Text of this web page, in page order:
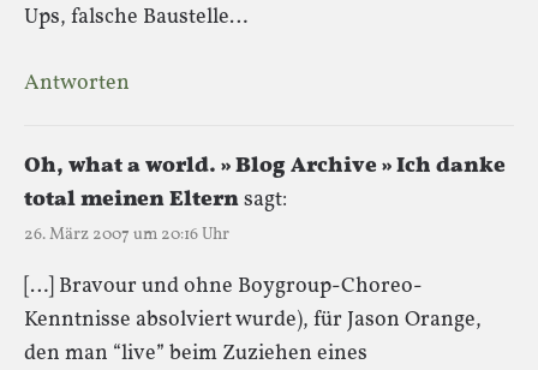
Ups, falsche Baustelle…
Antworten
Oh, what a world. » Blog Archive » Ich danke
total meinen Elternsagt:
26. März 2007 um 20:16 Uhr
[…] Bravour und ohne Boygroup-Choreo-
Kenntnisse absolviert wurde), für Jason Orange,
den man “live” beim Zuziehen eines